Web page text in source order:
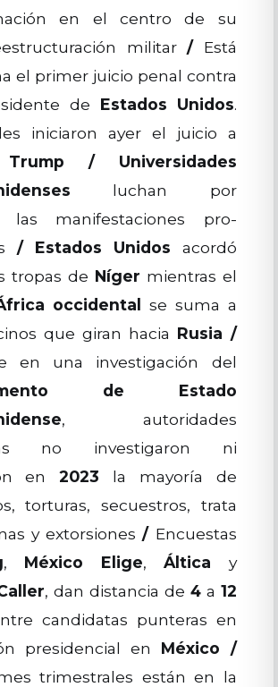
en el centro de su
militar/Está
el primer juicio penal contra
de Estados Unidos.
iniciaron ayer el juicio a
/
Universidades
luchan por
las manifestaciones pro-
/ Estados Unidos acordó
tropas de Níger mientras el
occidental se suma a
que giran hacia Rusia /
en una investigación del
de Estado
, autoridades
no investigaron ni
en2023 la mayoría de
torturas, secuestros, trata
y extorsiones/Encuestas
, México Elige,Áltica y
, dan distancia de 4a 12
candidatas punteras en
presidencial en México
/
trimestrales están en la